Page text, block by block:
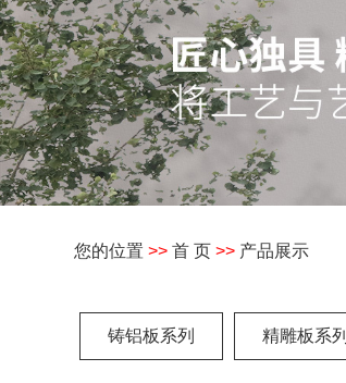
您的位置 >> 首 页 >>产品展示
铸铝板系列 精雕板系列